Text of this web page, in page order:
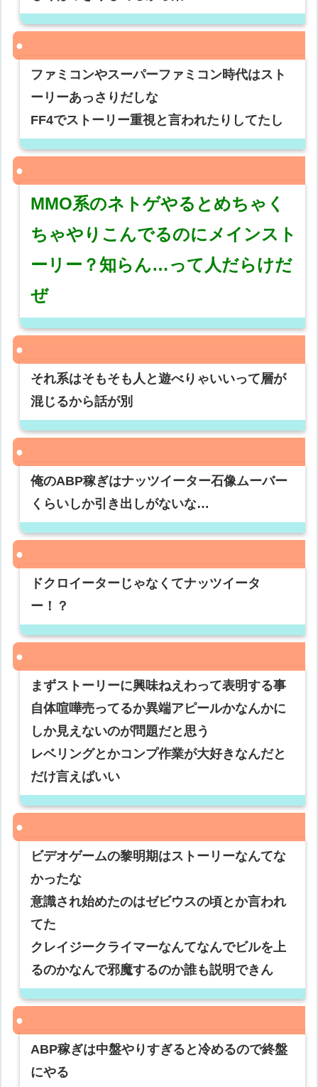
ファミコンやスーパーファミコン時代はスト
ーリーあっさりだしな
FF4でストーリー重視と言われたりしてたし
MMO系のネトゲやるとめちゃく
ちゃやりこんでるのにメインスト
ーリー？知らん…って人だらけだ
ぜ
それ系はそもそも人と遊べりゃいいって層が
混じるから話が別
俺のABP稼ぎはナッツイーター石像ムーバー
くらいしか引き出しがないな…
ドクロイーターじゃなくてナッツイータ
ー！？
まずストーリーに興味ねえわって表明する事
自体喧嘩売ってるか異端アピールかなんかに
しか見えないのが問題だと思う
レベリングとかコンプ作業が大好きなんだと
だけ言えばいい
ビデオゲームの黎明期はストーリーなんてな
かったな
意識され始めたのはゼビウスの頃とか言われ
てた
クレイジークライマーなんてなんでビルを上
るのかなんで邪魔するのか誰も説明できん
ABP稼ぎは中盤やりすぎると冷めるので終盤
にやる